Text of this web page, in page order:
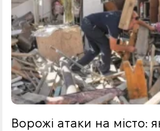
Ворожі атаки на місто: